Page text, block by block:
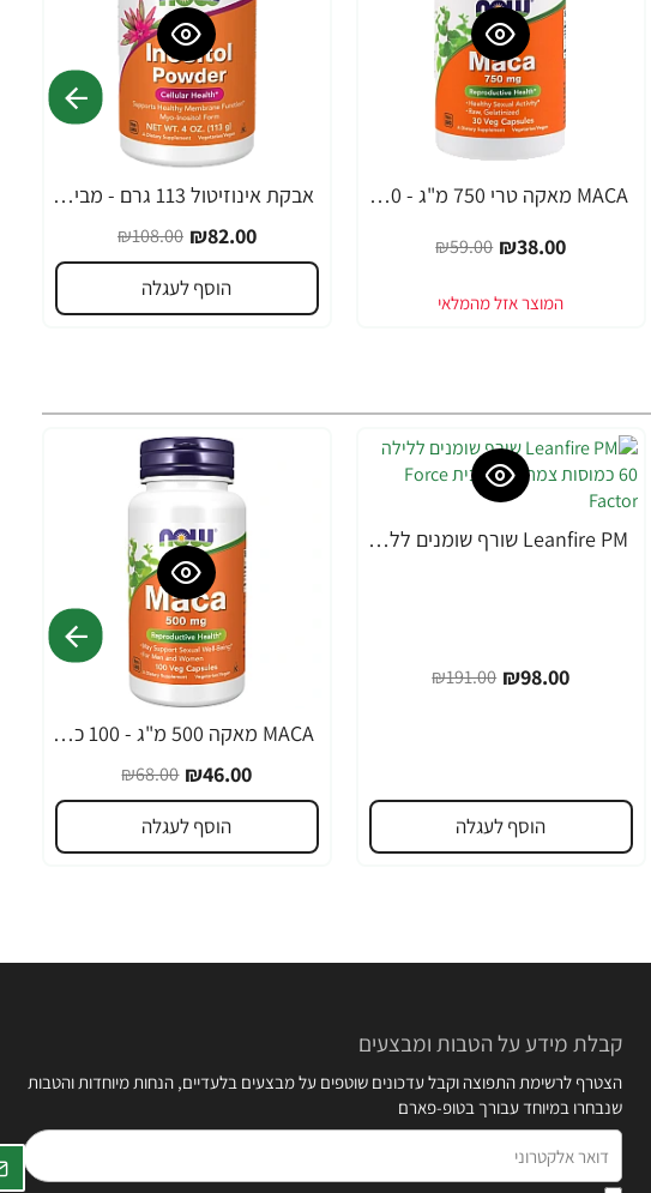
-36%
MACA מאקה טרי 750 מ"ג - 30 כמוסות מבית NOW FOODS
₪38.00
₪59.00
-24%
אבקת אינוזיטול 113 גרם - מבית NOW FOODS
₪82.00
₪108.00
הוסף לעגלה
-49% Leanfire PM שורף שומנים ללילה 60 כמוסות צמחיות - מבית Force Factor
₪98.00
₪191.00
הוסף לעגלה
-32%
MACA מאקה 500 מ"ג - 100 כמוסות - מבית NOW FOODS
₪46.00
₪68.00
הוסף לעגלה
קבלת מידע על הטבות ומבצעים
הצטרף לרשימת התפוצה וקבל עדכונים שוטפים על מבצעים בלעדיים, הנחות מיוחדות והטבות
שנבחרו במיוחד עבורך בטופ-פארם
אלקטרוני